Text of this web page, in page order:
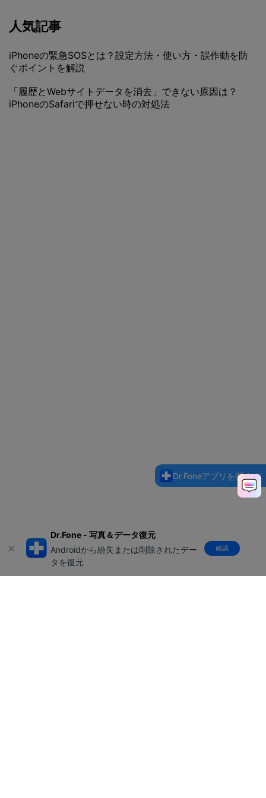
Dr.Fone - 写真＆データ復元
Androidから紛失または削除されたデー
タを復元
確認
人気記事
iPhoneの緊急SOSとは？設定方法・使い方・誤作動を防
ぐポイントを解説
「履歴とWebサイトデータを消去」できない原因は？
iPhoneのSafariで押せない時の対処法
Dr.Foneアプリを開く